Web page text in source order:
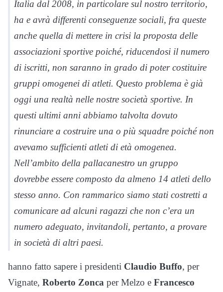
Italia dal 2008, in particolare sul nostro territorio,
ha e avrà differenti conseguenze sociali, fra queste
anche quella di mettere in crisi la proposta delle
associazioni sportive poiché, riducendosi il numero
di iscritti, non saranno in grado di poter costituire
gruppi omogenei di atleti. Questo problema è già
oggi una realtà nelle nostre società sportive. In
questi ultimi anni abbiamo talvolta dovuto
rinunciare a costruire una o più squadre poiché non
avevamo sufficienti atleti di età omogenea.
Nell’ambito della pallacanestro un gruppo
dovrebbe essere composto da almeno 14 atleti dello
stesso anno. Con rammarico siamo stati costretti a
comunicare ad alcuni ragazzi che non c’era un
numero adeguato, invitandoli, pertanto, a provare
in società di altri paesi.
hanno fatto sapere i presidenti Claudio Buffo, per
Vignate, Roberto Zonca per Melzo e Francesco